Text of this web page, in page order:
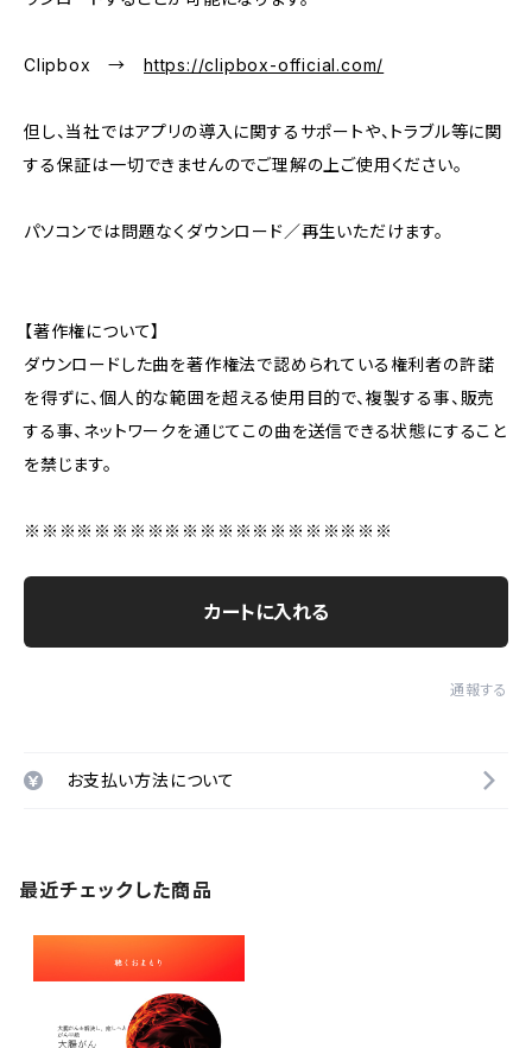
Clipbox →https://clipbox-official.com/
但し、当社ではアプリの導入に関するサポートや、トラブル等に関
する保証は一切できませんのでご理解の上ご使用ください。
パソコンでは問題なくダウンロード／再生いただけます。
【著作権について】
ダウンロードした曲を著作権法で認められている権利者の許諾
を得ずに、個人的な範囲を超える使用目的で、複製する事、販売
する事、ネットワークを通じてこの曲を送信できる状態にすること
を禁じます。
※※※※※※※※※※※※※※※※※※※※※
カートに入れる
通報する
お支払い方法について
最近チェックした商品